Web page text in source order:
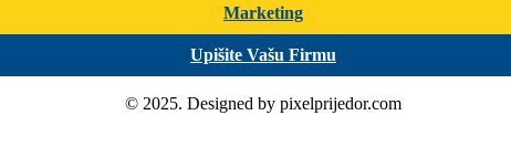
Marketing
Upišite Vašu Firmu
© 2025. Designed by pixelprijedor.com